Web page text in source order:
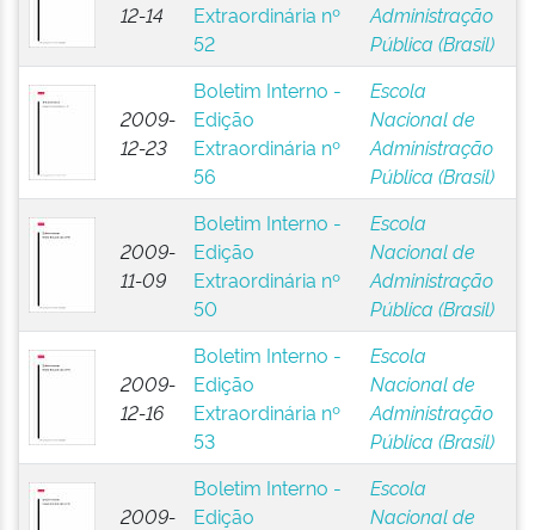
12-14
Extraordinária nº
52
Administração
Pública (Brasil)
2009-
12-23
Boletim Interno -
Edição
Extraordinária nº
56
Escola
Nacional de
Administração
Pública (Brasil)
2009-
11-09
Boletim Interno -
Edição
Extraordinária nº
50
Escola
Nacional de
Administração
Pública (Brasil)
2009-
12-16
Boletim Interno -
Edição
Extraordinária nº
53
Escola
Nacional de
Administração
Pública (Brasil)
2009-
Boletim Interno -
Edição
Escola
Nacional de